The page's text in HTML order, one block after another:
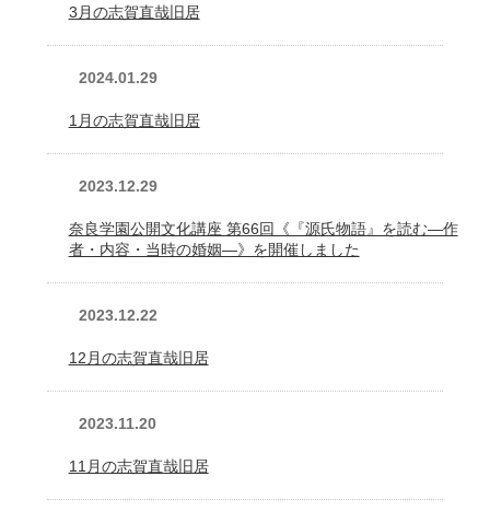
奈良学園セミナーハウス
3月の志賀直哉旧居
2024.01.29
1月の志賀直哉旧居
2023.12.29
奈良学園公開文化講座 第66回《『源氏物語』を読む―作
者・内容・当時の婚姻―》を開催しました
2023.12.22
12月の志賀直哉旧居
2023.11.20
11月の志賀直哉旧居